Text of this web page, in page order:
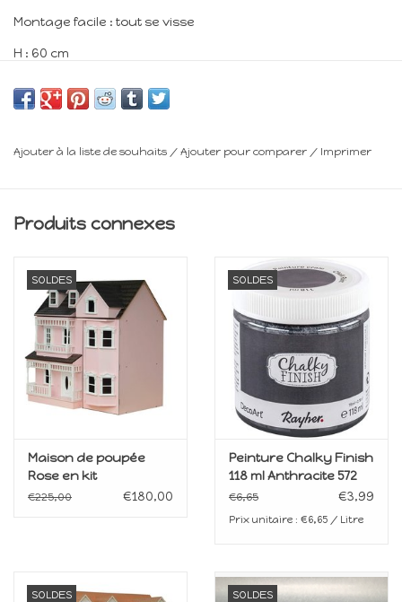
Montage facile : tout se visse
H : 60 cm
L : 57 cm
Ajouter à la liste de souhaits / Ajouter pour comparer / Imprimer
Produits connexes
SOLDES
Maison de poupée
Rose en kit
€225,00 €180,00
SOLDES
Peinture Chalky Finish
118 ml Anthracite 572
€6,65 €3,99
Prix unitaire : €6,65 / Litre
SOLDES SOLDES